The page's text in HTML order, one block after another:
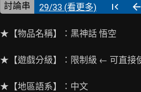
討論串 29/33 (看更多)
★【物品名稱】：黑神話 悟空
★【遊戲分級】：限制級 ← 可直接
★【地區語系】：中文